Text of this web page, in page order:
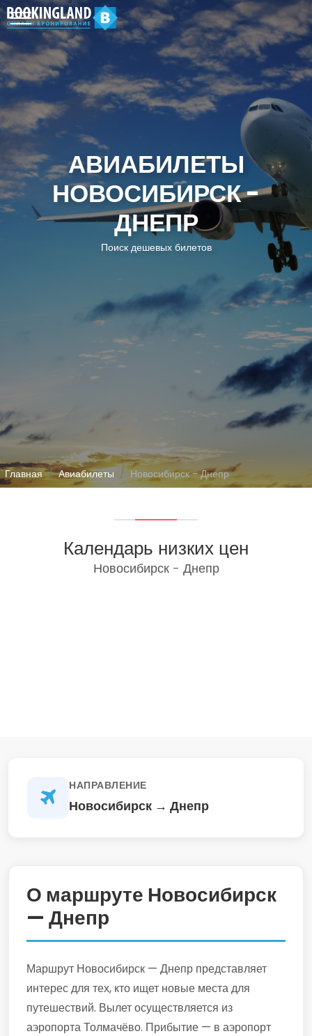
АВИАБИЛЕТЫ
НОВОСИБИРСК -
ДНЕПР
Поиск дешевых билетов
Главная Авиабилеты Новосибирск - Днепр
Календарь низких цен
Новосибирск - Днепр
НАПРАВЛЕНИЕ
Новосибирск → Днепр
О маршруте Новосибирск
— Днепр
Маршрут Новосибирск — Днепр представляет
интерес для тех, кто ищет новые места для
путешествий. Вылет осуществляется из
аэропорта Толмачёво. Прибытие — в аэропорт